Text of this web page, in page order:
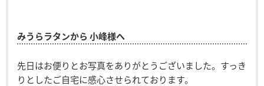
みうらラタンから 小峰様へ
先日はお便りとお写真をありがとうございました。すっき
りとしたご自宅に感心させられております。